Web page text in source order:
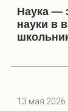
Наука —
науки в
13 мая 2026